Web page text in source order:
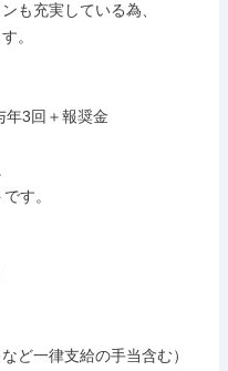
も充実している為、
。
年3回＋報奨金
す。
ど一律支給の手当含む）